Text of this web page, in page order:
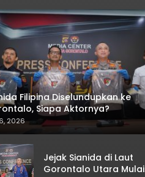
Filipina Diselundupkan ke
Siapa Aktornya?
2026
Jejak Sianida di Laut
Gorontalo Utara Mulai